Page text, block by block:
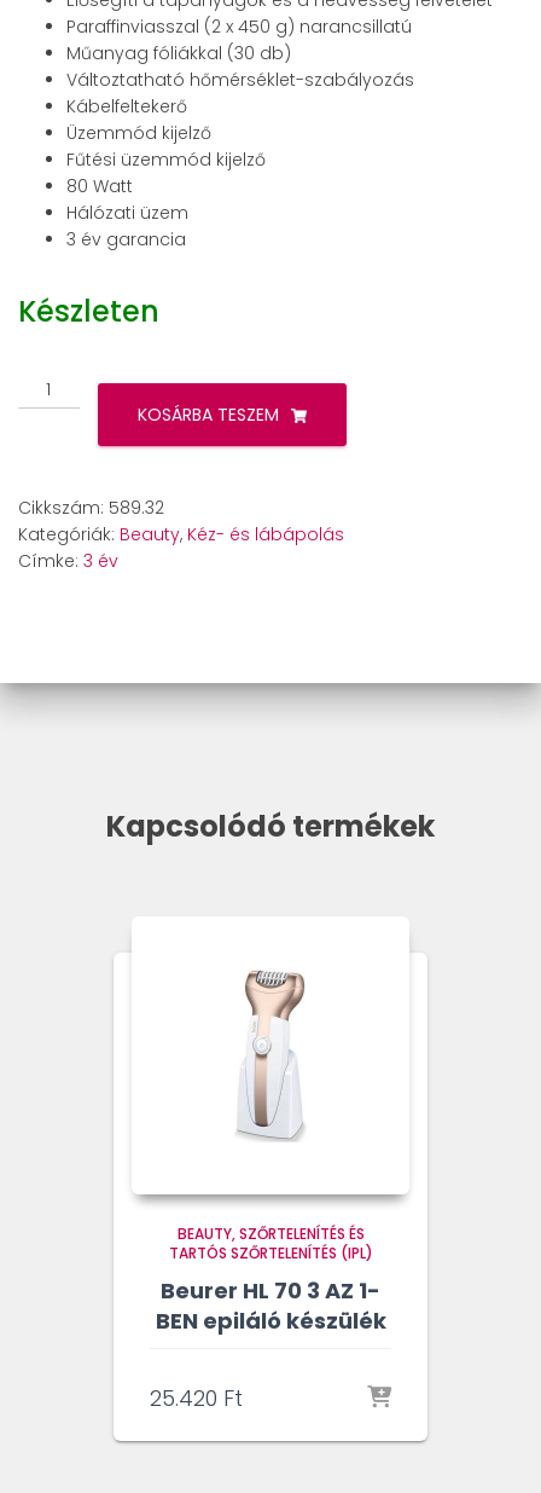
Paraffinviasszal (2 x 450 g) narancsillatú
Műanyag fóliákkal (30 db)
Változtatható hőmérséklet-szabályozás
Kábelfeltekerő
Üzemmód kijelző
Fűtési üzemmód kijelző
80 Watt
Hálózati üzem
3 év garancia
Készleten
Beurer
MP
KOSÁRBA TESZEM
Cikkszám: 589.32
Kategóriák: Beauty, Kéz- és lábápolás
Címke: 3 év
Kapcsolódó termékek
BEAUTY SZŐRTELENÍTÉS ÉS
TARTÓS SZŐRTELENÍTÉS (IPL)
Beurer HL 70 3 AZ 1-
BEN epiláló készülék
25.420 Ft